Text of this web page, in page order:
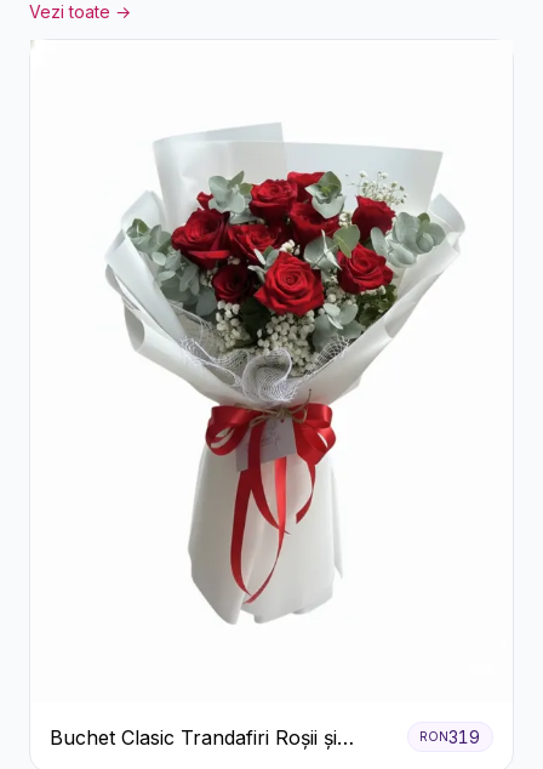
Vezi toate →
Buchet Clasic Trandafiri Roșii și
RON319